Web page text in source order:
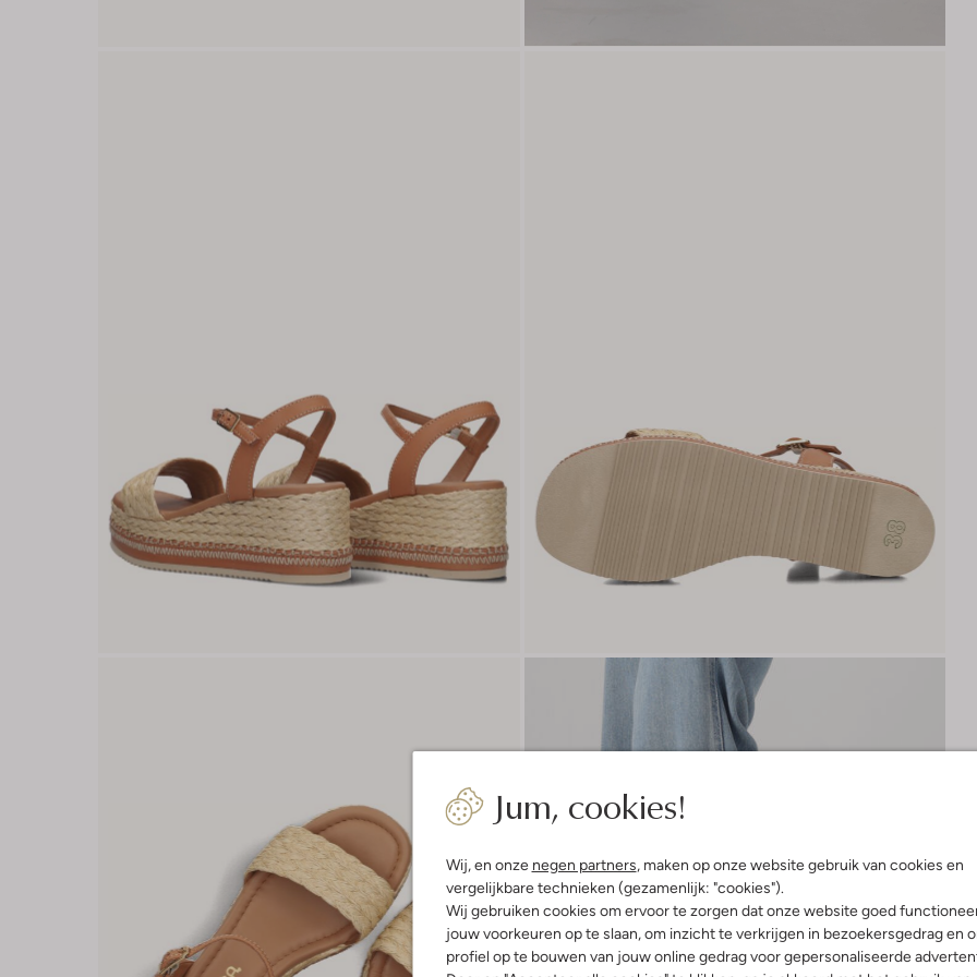
Jum, cookies!
Wij, en onze negen partners, maken op onze website gebruik van cookies en
vergelijkbare technieken (gezamenlijk: "cookies").
Wij gebruiken cookies om ervoor te zorgen dat onze website goed
jouw voorkeuren op te slaan, om inzicht te verkrijgen in bezoekersgedrag en
profiel op te bouwen van jouw online gedrag voor gepersonaliseerde